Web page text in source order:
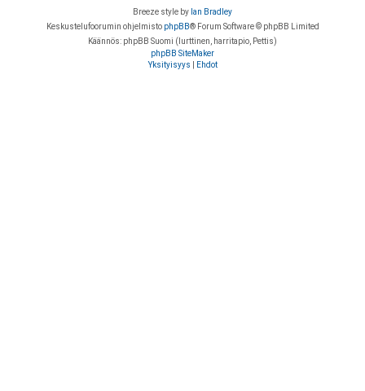
Breeze style by Ian Bradley
Keskustelufoorumin ohjelmisto phpBB® Forum Software © phpBB Limited
Käännös: phpBB Suomi (lurttinen, harritapio, Pettis)
phpBB SiteMaker
Yksityisyys
Ehdot